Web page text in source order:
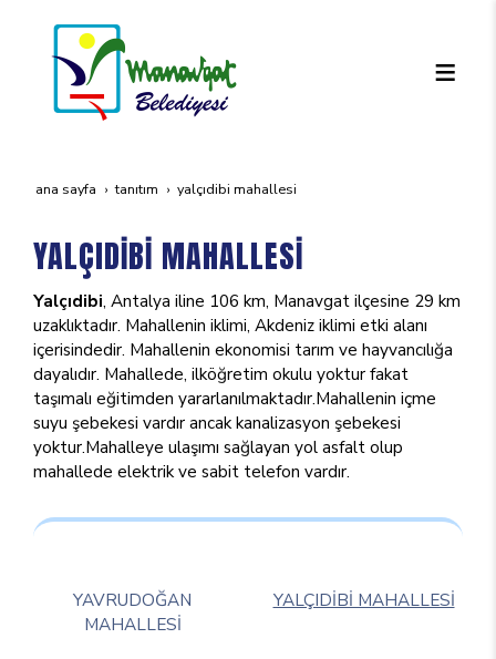
ana sayfa tanıtım yalçidi̇bi̇ mahallesi̇
YALÇIDİBİ MAHALLESİ
Yalçıdibi, Antalya iline 106 km, Manavgat ilçesine 29 km
uzaklıktadır. Mahallenin iklimi, Akdeniz iklimi etki alanı
içerisindedir. Mahallenin ekonomisi tarım ve hayvancılığa
dayalıdır. Mahallede, ilköğretim okulu yoktur fakat
taşımalı eğitimden yararlanılmaktadır.Mahallenin içme
suyu şebekesi vardır ancak kanalizasyon şebekesi
yoktur.Mahalleye ulaşımı sağlayan yol asfalt olup
mahallede elektrik ve sabit telefon vardır.
YAVRUDOĞAN
MAHALLESİ
YALÇIDİBİ MAHALLESİ